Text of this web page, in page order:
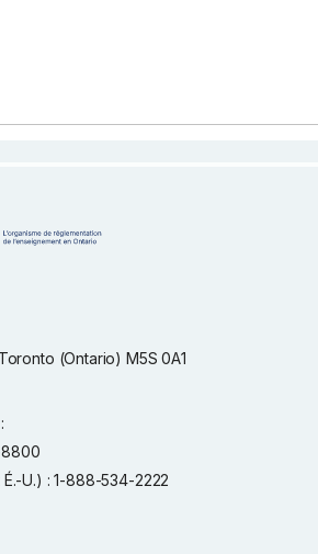
(Ontario) M5S 0A1
8800
U.) : 1-888-534-2222